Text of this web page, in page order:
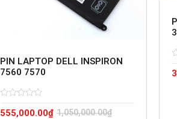
PIN LAPTOP DELL INSPIRON
7560 7570
0
1,050,000.00₫
555,000.00₫
0